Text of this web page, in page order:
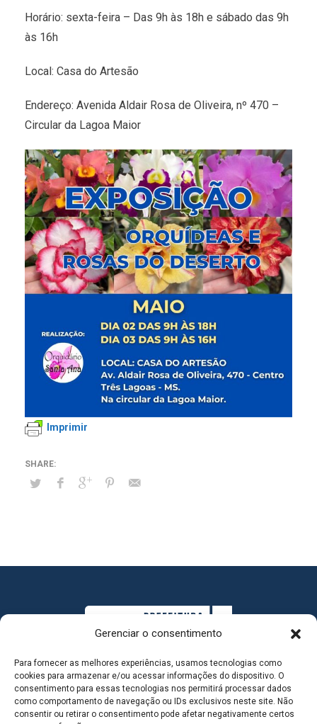
Gerenciar o consentimento
Para fornecer as melhores experiências, usamos tecnologias como
cookies para armazenar e/ou acessar informações do dispositivo. O
consentimento para essas tecnologias nos permitirá processar dados
como comportamento de navegação ou IDs exclusivos neste site. Não
consentir ou retirar o consentimento pode afetar negativamente certos
Horário: sexta-feira – Das 9h às 18h e sábado das 9h
às 16h
Local: Casa do Artesão
Endereço: Avenida Aldair Rosa de Oliveira, nº 470 –
Circular da Lagoa Maior
Imprimir
MAPA DO SITE